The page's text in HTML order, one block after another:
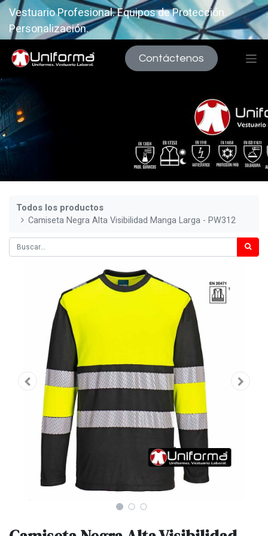
Vestuario Profesional. Equipos de Protección.
Personalización.
Contáctenos
Todos los productos
Camiseta Negra Alta Visibilidad Manga Larga - PW312